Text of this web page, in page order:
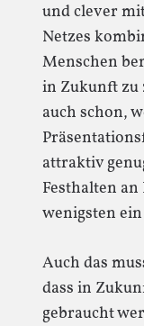
und clever
Netzes
Menschen
in Zukunft zu
auch schon,
attraktiv
Festhalten
wenigsten
Auch das
dass in
gebraucht